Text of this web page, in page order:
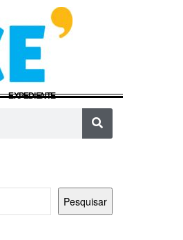
EXPEDIENTE
Pesquisar